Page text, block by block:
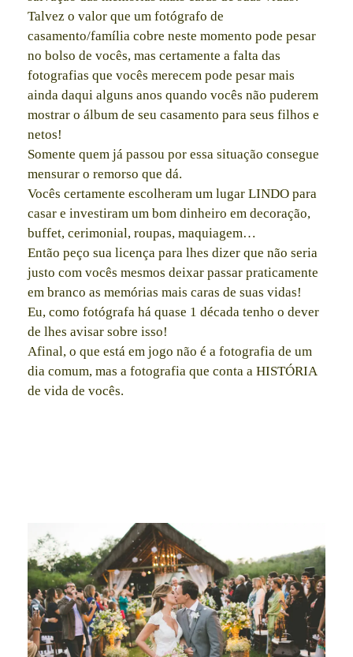
Talvez o valor que um fotógrafo de
casamento/família cobre neste momento pode pesar
no bolso de vocês, mas certamente a falta das
fotografias que vocês merecem pode pesar mais
ainda daqui alguns anos quando vocês não puderem
mostrar o álbum de seu casamento para seus filhos e
netos!
Somente quem já passou por essa situação consegue
mensurar o remorso que dá.
Vocês certamente escolheram um lugar LINDO para
casar e investiram um bom dinheiro em decoração,
buffet, cerimonial, roupas, maquiagem…
Então peço sua licença para lhes dizer que não seria
justo com vocês mesmos deixar passar praticamente
em branco as memórias mais caras de suas vidas!
Eu, como fotógrafa há quase 1 década tenho o dever
de lhes avisar sobre isso!
Afinal, o que está em jogo não é a fotografia de um
dia comum, mas a fotografia que conta a HISTÓRIA
de vida de vocês.